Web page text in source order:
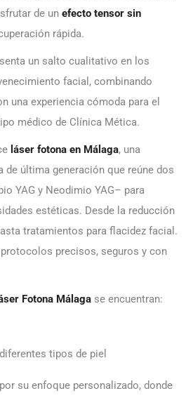
de un efecto tensor sin
rápida.
un salto cualitativo en los
facial, combinando
una experiencia cómoda para el
médico de Clínica Mética.
áser fotona en Málaga, una
de última generación que reúne dos
YAG y Neodimio YAG– para
estéticas. Desde la reducción
tratamientos para flacidez facial.
precisos, seguros y con
Fotona Málaga se encuentran:
tipos de piel
su enfoque personalizado, donde